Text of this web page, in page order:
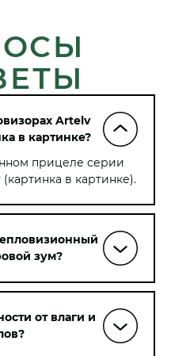
Artelv
в картинке?
прицеле серии
в картинке).
зум?
можно изменять
/
от влаги и